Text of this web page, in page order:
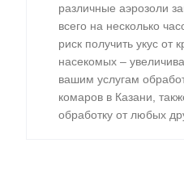
различные аэрозоли
всего на несколько
риск получить укус от
насекомых –
вашим услугам
комаров в Казани,
обработку от любых